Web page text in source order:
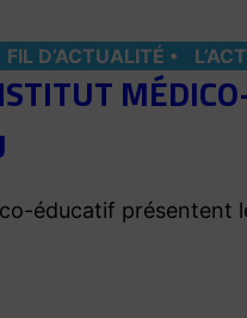
FIL D’ACTUALITÉ
éducatif présentent